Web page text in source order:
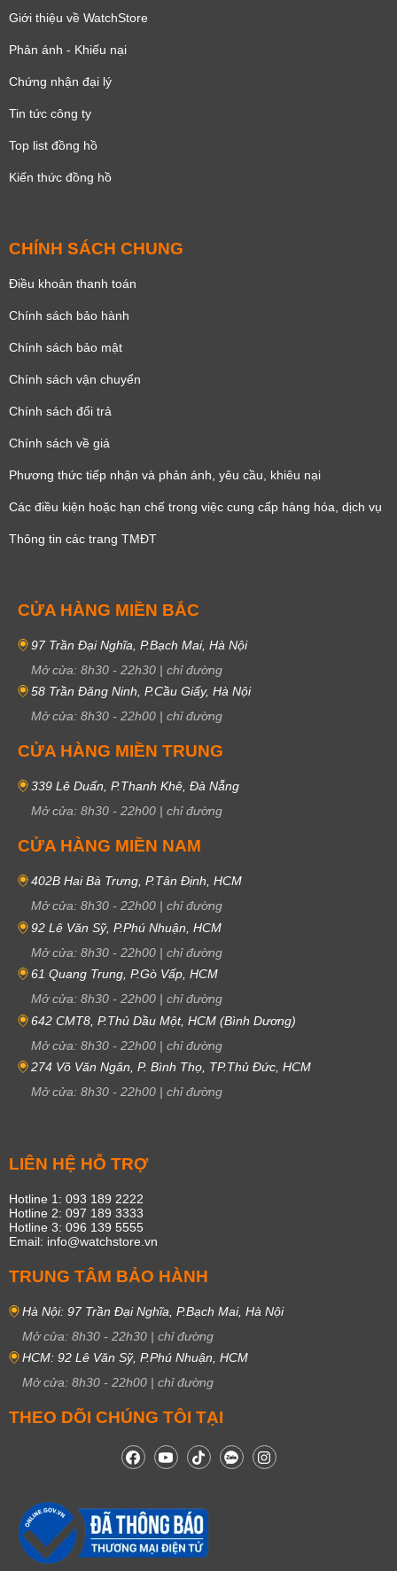
Giới thiệu về WatchStore
Phản ánh - Khiếu nại
Chứng nhận đại lý
Tin tức công ty
Top list đồng hồ
Kiến thức đồng hồ
CHÍNH SÁCH CHUNG
Điều khoản thanh toán
Chính sách bảo hành
Chính sách bảo mật
Chính sách vận chuyển
Chính sách đổi trả
Chính sách về giá
Phương thức tiếp nhận và phản ánh, yêu cầu, khiêu nại
Các điều kiện hoặc hạn chế trong việc cung cấp hàng hóa, dịch vụ
Thông tin các trang TMĐT
CỬA HÀNG MIỀN BẮC
97 Trần Đại Nghĩa, P.Bạch Mai, Hà Nội
Mở cửa: 8h30 - 22h30 | chỉ đường
58 Trần Đăng Ninh, P.Cầu Giấy, Hà Nội
Mở cửa: 8h30 - 22h00 | chỉ đường
CỬA HÀNG MIỀN TRUNG
339 Lê Duẩn, P.Thanh Khê, Đà Nẵng
Mở cửa: 8h30 - 22h00 | chỉ đường
CỬA HÀNG MIỀN NAM
402B Hai Bà Trưng, P.Tân Định, HCM
Mở cửa: 8h30 - 22h00 | chỉ đường
92 Lê Văn Sỹ, P.Phú Nhuận, HCM
Mở cửa: 8h30 - 22h00 | chỉ đường
61 Quang Trung, P.Gò Vấp, HCM
Mở cửa: 8h30 - 22h00 | chỉ đường
642 CMT8, P.Thủ Dầu Một, HCM (Bình Dương)
Mở cửa: 8h30 - 22h00 | chỉ đường
274 Võ Văn Ngân, P. Bình Thọ, TP.Thủ Đức, HCM
Mở cửa: 8h30 - 22h00 | chỉ đường
LIÊN HỆ HỖ TRỢ
Hotline 1: 093 189 2222
Hotline 2: 097 189 3333
Hotline 3: 096 139 5555
Email: info@watchstore.vn
TRUNG TÂM BẢO HÀNH
Hà Nội: 97 Trần Đại Nghĩa, P.Bạch Mai, Hà Nội
Mở cửa: 8h30 - 22h30 | chỉ đường
HCM: 92 Lê Văn Sỹ, P.Phú Nhuận, HCM
Mở cửa: 8h30 - 22h00 | chỉ đường
THEO DÕI CHÚNG TÔI TẠI